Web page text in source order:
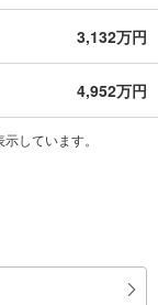
3,132万円
4,952万円
しています。